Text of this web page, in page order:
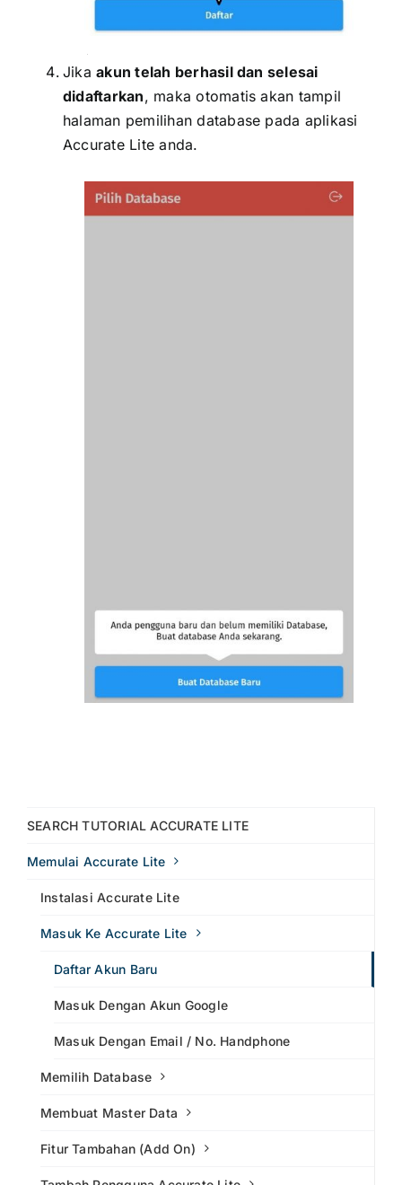
Jikaakun telah berhasil dan selesai
didaftarkan, maka otomatis akan tampil
halaman pemilihan database pada aplikasi
Accurate Lite anda.
SEARCH TUTORIAL ACCURATE LITE
Memulai Accurate Lite
Instalasi Accurate Lite
Masuk Ke Accurate Lite
Daftar Akun Baru
Masuk Dengan Akun Google
Masuk Dengan Email / No. Handphone
Memilih Database
Membuat Master Data
Fitur Tambahan (Add On)